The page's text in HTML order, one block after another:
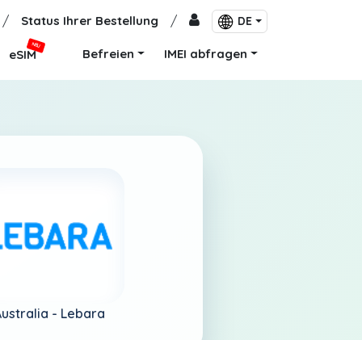
/ Status Ihrer Bestellung / DE
eSIM
NEU
Befreien IMEI abfragen
- Lebara